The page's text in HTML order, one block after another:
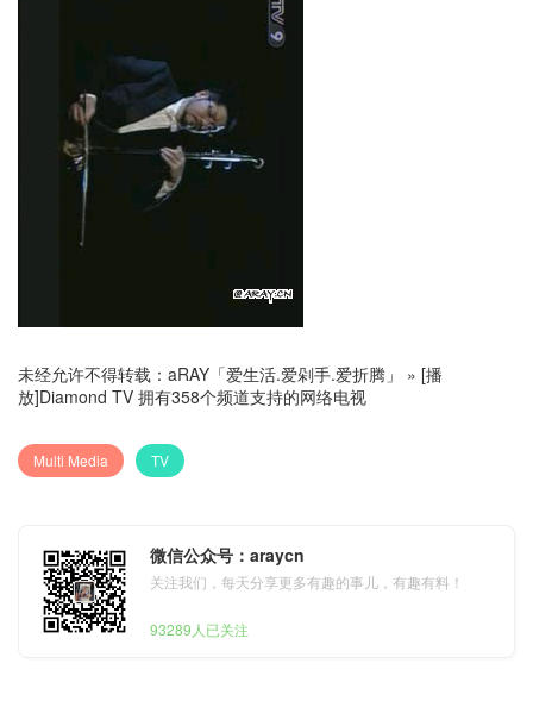
未经允许不得转载： aRAY「爱生活.爱剁手.爱折腾」 » [播
放]Diamond TV 拥有358个频道支持的网络电视
Multi Media TV
微信公众号：araycn
关注我们，每天分享更多有趣的事儿，有趣有料！
93289人已关注